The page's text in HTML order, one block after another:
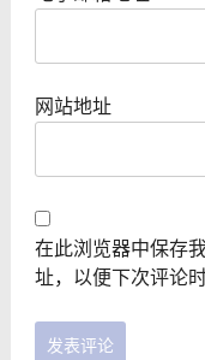
网站地址
在此浏览器中保存
址，以便下次评论时